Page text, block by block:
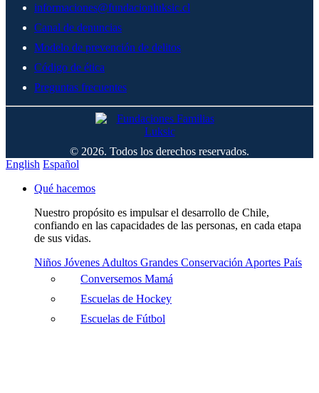
informaciones@fundacionluksic.cl
Canal de denuncias
Modelo de prevención de delitos
Código de ética
Preguntas frecuentes
© 2026. Todos los derechos reservados.
English Español
Qué hacemos
Nuestro propósito es impulsar el desarrollo de Chile,
confiando en las capacidades de las personas, en cada etapa
de sus vidas.
Niños Jóvenes Adultos Grandes Conservación Aportes País
Conversemos Mamá
Escuelas de Hockey
Escuelas de Fútbol